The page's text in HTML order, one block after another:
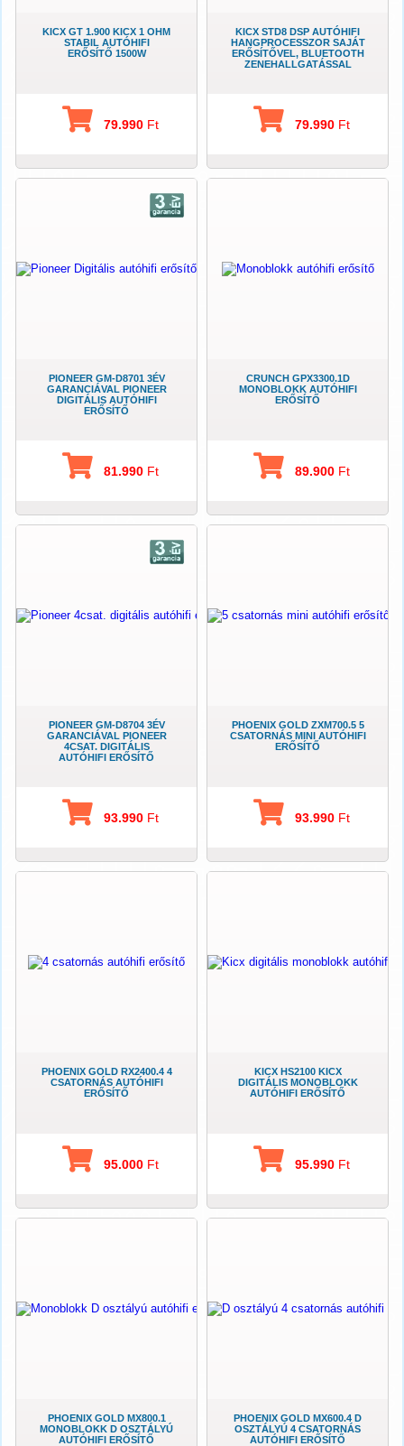
KICX GT 1.900 KICX 1 OHM
STABIL AUTÓHIFI
ERŐSÍTŐ 1500W
79.990 Ft
KICX STD8 DSP AUTÓHIFI
HANGPROCESSZOR SAJÁT
ERŐSÍTŐVEL, BLUETOOTH
ZENEHALLGATÁSSAL
79.990 Ft
PIONEER GM-D8701 3ÉV
GARANCIÁVAL PIONEER
DIGITÁLIS AUTÓHIFI
ERŐSÍTŐ
81.990 Ft
CRUNCH GPX3300.1D
MONOBLOKK AUTÓHIFI
ERŐSÍTŐ
89.900 Ft
PIONEER GM-D8704 3ÉV
GARANCIÁVAL PIONEER
4CSAT. DIGITÁLIS
AUTÓHIFI ERŐSÍTŐ
93.990 Ft
PHOENIX GOLD ZXM700.5 5
CSATORNÁS MINI AUTÓHIFI
ERŐSÍTŐ
93.990 Ft
PHOENIX GOLD RX2400.4 4
CSATORNÁS AUTÓHIFI
ERŐSÍTŐ
95.000 Ft
KICX HS2100 KICX
DIGITÁLIS MONOBLOKK
AUTÓHIFI ERŐSÍTŐ
95.990 Ft
PHOENIX GOLD MX800.1
MONOBLOKK D OSZTÁLYÚ
AUTÓHIFI ERŐSÍTŐ
PHOENIX GOLD MX600.4 D
OSZTÁLYÚ 4 CSATORNÁS
AUTÓHIFI ERŐSÍTŐ